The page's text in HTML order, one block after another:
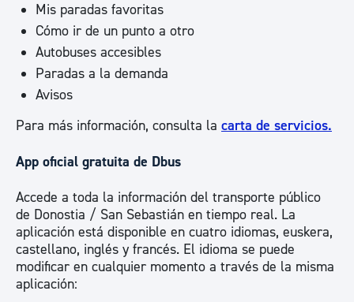
Mis paradas favoritas
Cómo ir de un punto a otro
Autobuses accesibles
Paradas a la demanda
Avisos
Para más información, consulta la carta de servicios.
App oficial gratuita de Dbus
Accede a toda la información del transporte público
de Donostia / San Sebastián en tiempo real. La
aplicación está disponible en cuatro idiomas, euskera,
castellano, inglés y francés. El idioma se puede
modificar en cualquier momento a través de la misma
aplicación: